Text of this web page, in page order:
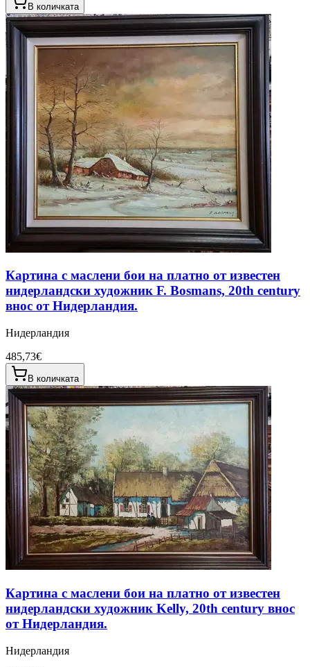
В количката
Картина с маслени бои на платно от известен
нидерландски художник F. Bosmans, 20th century
внос от Нидерландия.
Нидерландия
485,73€
В количката
Картина с маслени бои на платно от известен
нидерландски художник Kelly, 20th century внос
от Нидерландия.
Нидерландия